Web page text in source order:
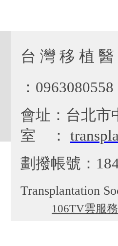
台 灣 移 植
：
會址：台北市
室
：
劃撥帳號：
Transplantation
106TV雲服務